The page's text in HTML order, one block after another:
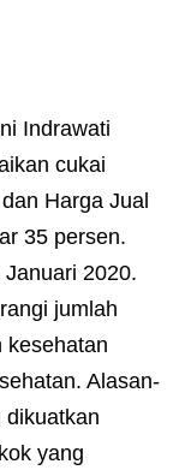
Indrawati
cukai
Harga Jual
35 persen.
2020.
jumlah
kesehatan
Alasan-
dikuatkan
yang